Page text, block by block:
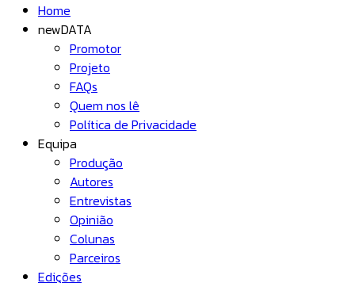
Home
newDATA
Promotor
Projeto
FAQs
Quem nos lê
Política de Privacidade
Equipa
Produção
Autores
Entrevistas
Opinião
Colunas
Parceiros
Edições